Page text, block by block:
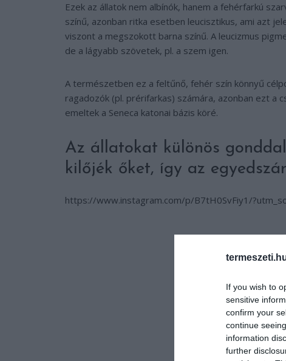
If you wish to
sensitive
confirm your
continue
information
further
Ezek az állatok nem albínók, hanem a fehérfarkú
színű, azonban ritka esetben leucisztikus, ami azt
viszont a megszokott barna színű. A leucizmus
de a lágyabb szövetek, pl. a szem igen.
A természetben ez a feltűnő, fehér szín könnyű
ragadozók (pl. prérifarkas) számára, azonban ezt
emeltek a Seneca katonai bázis köré.
Az állatokat különös
kilőjék őket, így az
https://www.instagram.com/p/B7tH0SvFiy1/